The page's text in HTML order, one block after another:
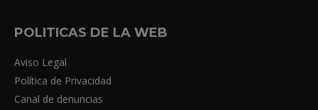
POLITICAS DE LA WEB
Aviso Legal
Política de Privacidad
Canal de denuncias